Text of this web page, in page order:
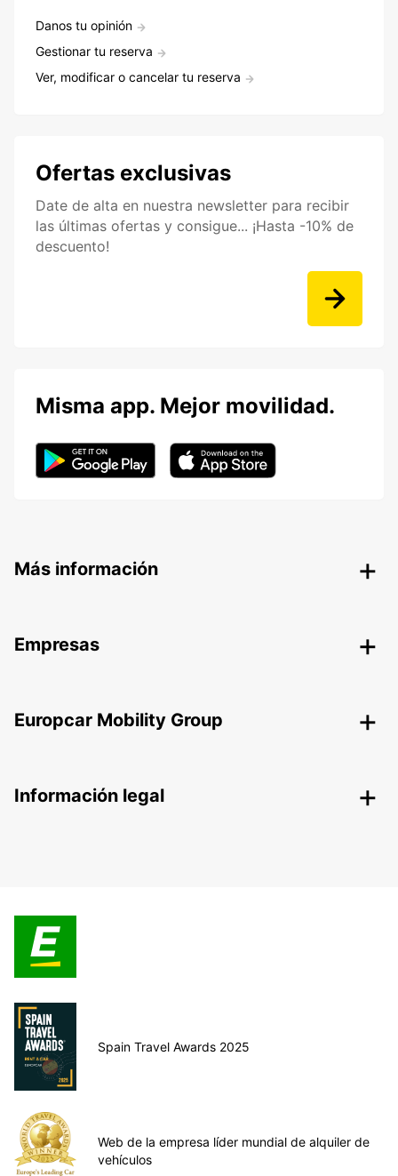
Danos tu opinión
Gestionar tu reserva
Ver, modificar o cancelar tu reserva
Ofertas exclusivas
Date de alta en nuestra newsletter para recibir
las últimas ofertas y consigue... ¡Hasta -10% de
descuento!
Misma app. Mejor movilidad.
Más información
Empresas
Europcar Mobility Group
Información legal
Spain Travel Awards 2025
Web de la empresa líder mundial de alquiler de
vehículos